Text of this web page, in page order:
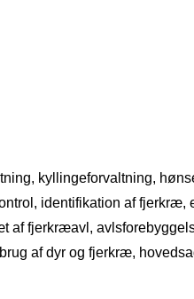
kyllingeforvaltning,
identifikation af fjerkræ,
af fjerkræavl,
af dyr og fjerkræ,